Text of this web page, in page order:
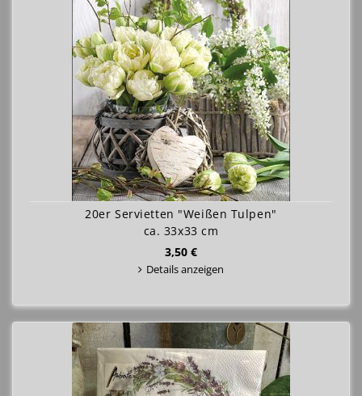
20er Servietten "Weißen Tulpen"
ca. 33x33 cm
3,50 €
Details anzeigen